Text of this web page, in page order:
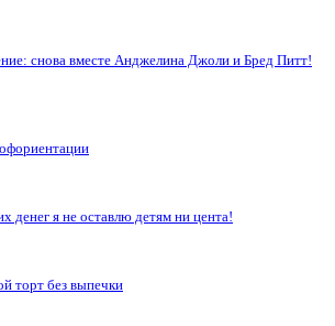
снова вместе Анджелина Джоли и Бред Питт!
денег я не оставлю детям ни цента!
торт без выпечки